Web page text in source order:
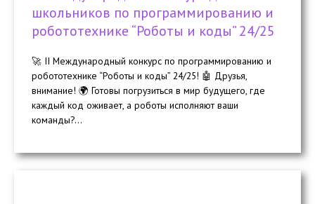
школьников по программированию и
робототехнике “Роботы и коды” 24/25
🚀 II Международный конкурс по программированию и
робототехнике “Роботы и коды” 24/25! 🤖 Друзья,
внимание! 🌍 Готовы погрузиться в мир будущего, где
каждый код оживает, а роботы исполняют ваши
команды?...